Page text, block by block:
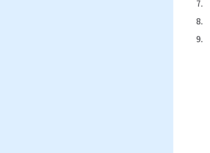
7.
8.
9.